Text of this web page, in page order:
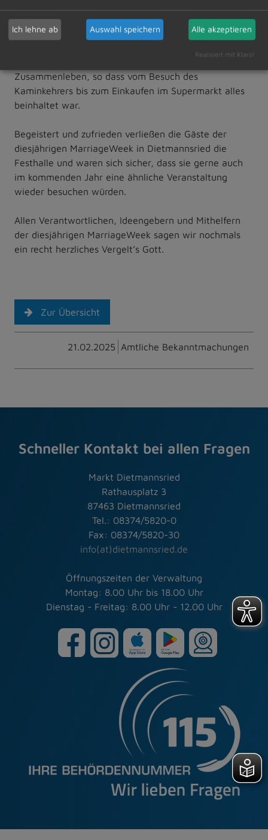
Inhalte größtenteils dem Zufall überlassen sind, begab
sich auch an seltene Plätze für die Liebe und
Zusammenleben, so dass vom Besuch des
Kaminkehrers bis zum Einkaufen im Supermarkt alles
beinhaltet war.
Begeistert und zufrieden verließen die Gäste der
diesjährigen MarriageWeek in Dietmannsried die
Festhalle und waren sich sicher, dass sie gerne auch
im kommenden Jahr eine ähnliche Veranstaltung
wieder besuchen würden.
Allen Verantwortlichen, Ideengebern und Mithelfern
der diesjährigen MarriageWeek sagen wir nochmals
ein recht herzliches Vergelt’s Gott.
Zur Übersicht
21.02.2025 Amtliche Bekanntmachungen
Schneller Kontakt bei allen Fragen
Markt Dietmannsried
Rathausplatz 3
87463 Dietmannsried
Tel.: 08374/5820-0
Fax: 08374/5820-30
info(at)dietmannsried.de
Öffnungszeiten der Verwaltung
Montag: 8.00 Uhr bis 18.00 Uhr
Dienstag - Freitag: 8.00 Uhr - 12.00 Uhr
Ich lehne ab Auswahl speichern Alle akzeptieren
Realisiert mit Klaro!